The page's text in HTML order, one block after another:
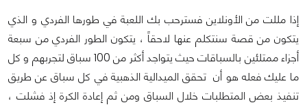
إذا مللت من الأونلاين فسترحب بك اللعبة في طورها الفردي و الذي
يتكون من قصة سنتكلم عنها لاحقاً ، يتكون الطور الفردي من سبعة
أجزاء ممتلئين بالسباقات حيث يتواجد أكثر من 100 سباق لتجربهم و كل
ما عليك فعله هو أن تحقق الميدالية الذهبية في كل سباق عن طريق
تنفيذ بعض المتطلبات خلال السباق ومن ثم إعادة الكرة إذ فشلت ،